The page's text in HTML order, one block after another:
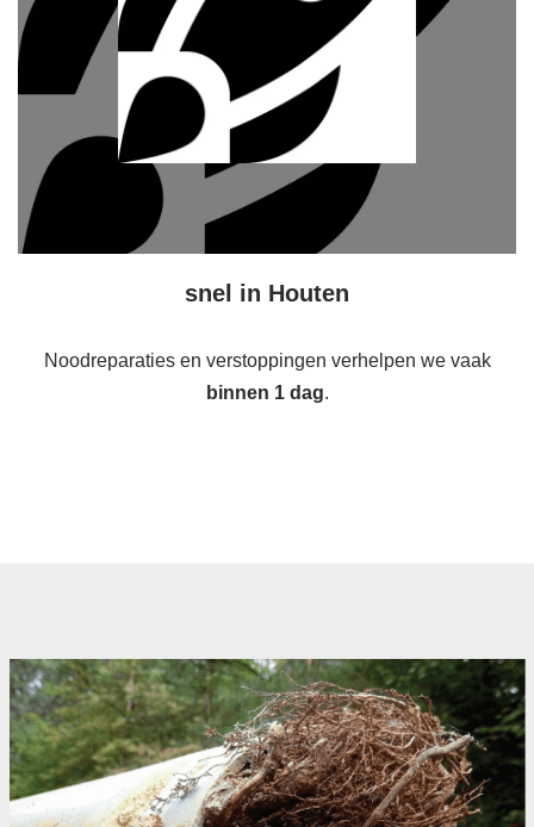
snel in Houten
Noodreparaties en verstoppingen verhelpen we vaak
binnen 1 dag.